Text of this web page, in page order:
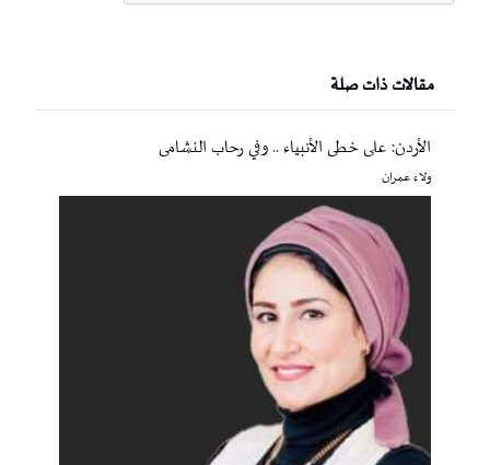
مقالات ذات صلة
الأردن: على خطى الأنبياء .. وفي رحاب النشامى
ولاء عمران